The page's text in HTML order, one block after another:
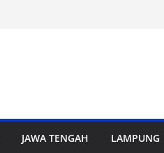
JAWA TENGAH LAMPUNG